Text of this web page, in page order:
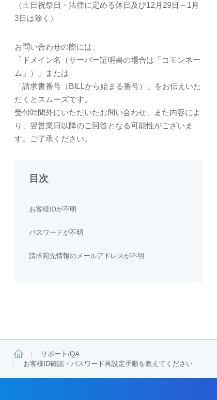
（土日祝祭日・法律に定める休日及び12月29日～1月
3日は除く）
お問い合わせの際には、
「ドメイン名（サーバー証明書の場合は「コモンネー
ム」）」または
「請求書番号（BILLから始まる番号）」をお伝えいた
だくとスムーズです。
受付時間外にいただいたお問い合わせ、また内容によ
り、翌営業日以降のご回答となる可能性がございま
す。ご了承ください。
目次
お客様IDが不明
パスワードが不明
請求宛先情報のメールアドレスが不明
サポート/QA
お客様ID確認・パスワード再設定手順を教えてください